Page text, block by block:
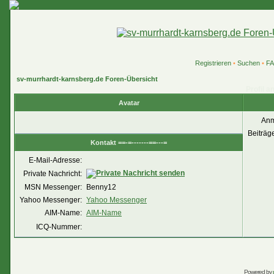
Registrieren• Suchen•
sv-murrhardt-karnsberg.de Foren-Übersicht
Avatar
Kontakt ==-=-------==---=
E-Mail-Adresse:
Private Nachricht:
MSN Messenger:
Benny12
Yahoo Messenger: Yahoo Messenger
AIM-Name: AIM-Name
ICQ-Nummer:
Powered by